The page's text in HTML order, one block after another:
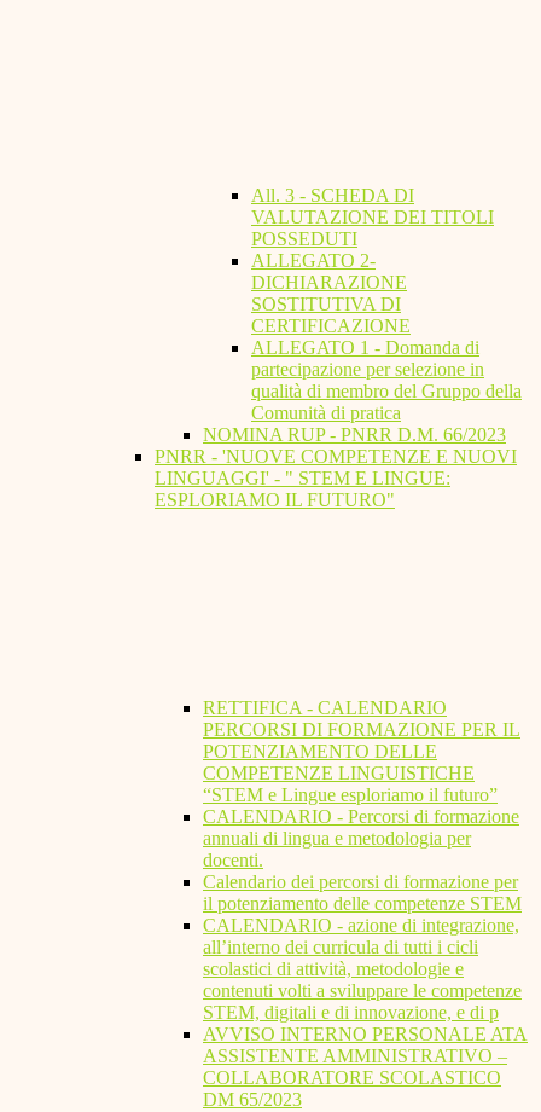
All. 3 - SCHEDA DI
VALUTAZIONE DEI TITOLI
POSSEDUTI
ALLEGATO 2-
DICHIARAZIONE
SOSTITUTIVA DI
CERTIFICAZIONE
ALLEGATO 1 - Domanda di
partecipazione per selezione in
qualità di membro del Gruppo della
Comunità di pratica
NOMINA RUP - PNRR D.M. 66/2023
PNRR - 'NUOVE COMPETENZE E NUOVI
LINGUAGGI' - " STEM E LINGUE:
ESPLORIAMO IL FUTURO"
RETTIFICA - CALENDARIO
PERCORSI DI FORMAZIONE PER IL
POTENZIAMENTO DELLE
COMPETENZE LINGUISTICHE
“STEM e Lingue esploriamo il futuro”
CALENDARIO - Percorsi di formazione
annuali di lingua e metodologia per
docenti.
Calendario dei percorsi di formazione per
il potenziamento delle competenze STEM
CALENDARIO - azione di integrazione,
all’interno dei curricula di tutti i cicli
scolastici di attività, metodologie e
contenuti volti a sviluppare le competenze
STEM, digitali e di innovazione, e di p
AVVISO INTERNO PERSONALE ATA
ASSISTENTE AMMINISTRATIVO –
COLLABORATORE SCOLASTICO
DM 65/2023